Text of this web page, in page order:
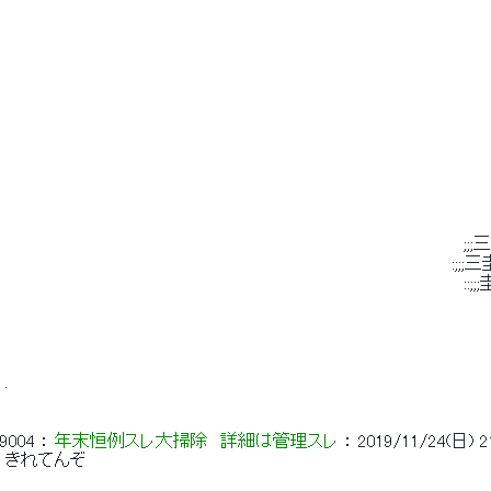
;;;三圭三
:;;;三圭圭圭
::;;;圭圭三
9004 ： 年末恒例スレ大掃除　詳細は管理スレ ： 2019/11/24(日)
きれてんぞ